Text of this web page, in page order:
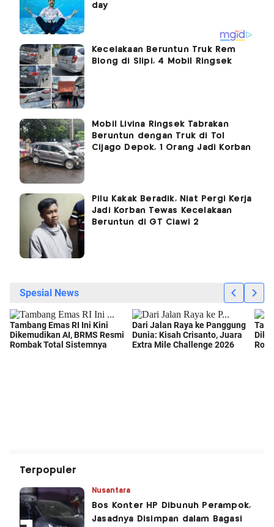
Kecelakaan Beruntun Truk Rem
Blong di Slipi, 4 Mobil Ringsek
Mobil Livina Ringsek Tabrakan
Beruntun dengan Truk di Tol
Cijago Depok, 1 Orang Jadi Korban
Pilu Kakak Beradik, Niat Pergi Kerja
Jadi Korban Tewas Kecelakaan
Beruntun di GT Ciawi 2
Terpopuler
Nusantara
Bos Konter HP Dibunuh Perampok,
Jasadnya Disimpan dalam Bagasi